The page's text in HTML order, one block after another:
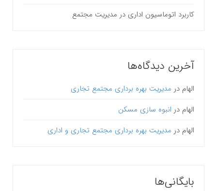
کاربرد اتوماسیون اداری در مدیریت مجتمع
آخرین دیدگاه‌ها
الهام در مدیریت بهره برداری مجتمع تجاری
الهام در انبوه سازی مسکن
الهام در مدیریت بهره برداری مجتمع تجاری و اداری
بایگانی‌ها